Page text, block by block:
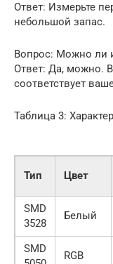
Ответ: Измерьте
небольшой запас.
Вопрос: Можно ли
Ответ: Да, можно.
соответствует
Таблица 3:
Тип Цвет
SMD
3528
Белый
SMD
RGB